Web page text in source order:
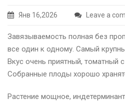
Янв 16,2026 Leave a
Завязываемость полная без
все один к одному. Самый
Вкус очень приятный, томатный
Собранные плоды хорошо
Растение мощное,